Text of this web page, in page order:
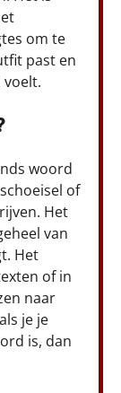
om te
past en
voelt.
woord
of
Het
van
Het
of in
naar
je je
is, dan